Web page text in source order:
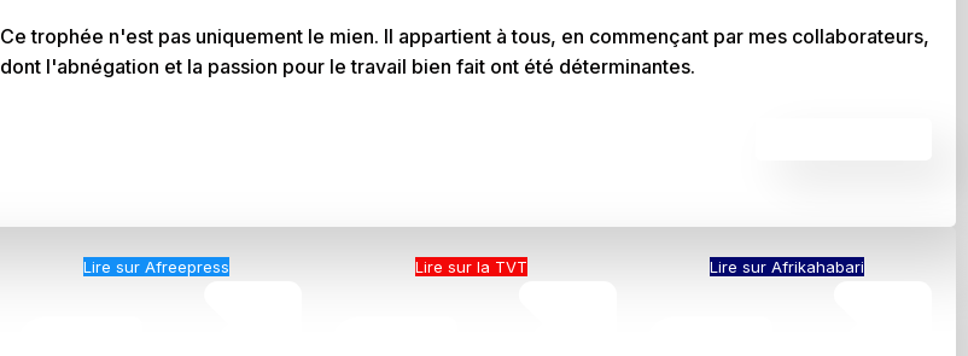
Ce trophée n'est pas uniquement le mien. Il appartient à tous, en commençant par mes collaborateurs,
dont l'abnégation et la passion pour le travail bien fait ont été déterminantes.
Lire sur Afreepress Lire sur la TVT Lire sur Afrikahabari